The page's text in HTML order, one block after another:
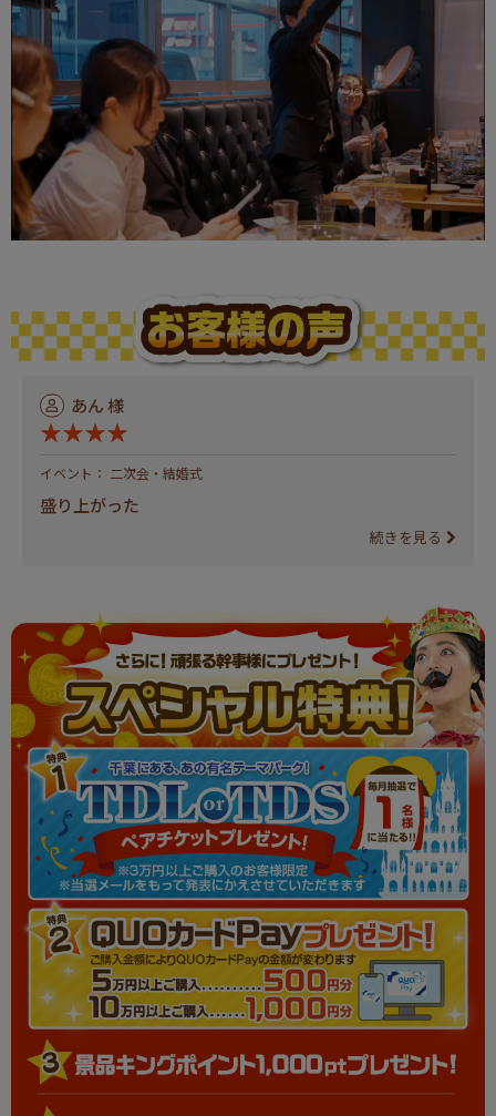
あん 様
★★★★
イベント： 二次会・結婚式
盛り上がった
続きを見る